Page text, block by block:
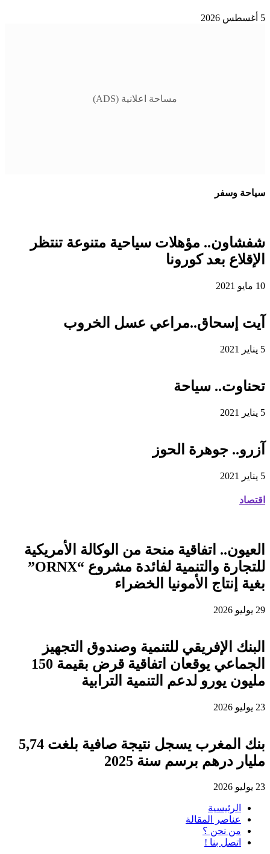
5 أغسطس 2026
مساحة اعلانية (ADS)
سياحة وسفر
شفشاون.. مؤهلات سياحية متنوعة تنتظر
الإقلاع بعد كورونا
10 مايو 2021
آيت إسحاق..مراعي عسل الخروب
5 يناير 2021
تحناوت.. سياحة
5 يناير 2021
آزرو.. جوهرة الحوز
5 يناير 2021
اقتصاد
العيون.. اتفاقية منحة من الوكالة الأمريكية
للتجارة والتنمية لفائدة مشروع “ORNX”
بغية إنتاج الأمونيا الخضراء
29 يوليو 2026
البنك الإفريقي للتنمية وصندوق التجهيز
الجماعي يوقعان اتفاقية قرض بقيمة 150
مليون يورو لدعم التنمية الترابية
23 يوليو 2026
بنك المغرب يسجل نتيجة صافية بلغت 5,74
مليار درهم برسم سنة 2025
23 يوليو 2026
الرئيسية
عناصر المقالة
من نحن ؟
اتصل بنا !